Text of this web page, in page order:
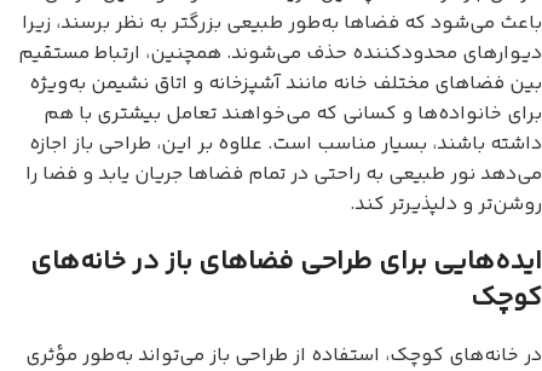
باعث می‌شود که فضاها به‌طور طبیعی بزرگتر به نظر برسند، زیرا
دیوارهای محدودکننده حذف می‌شوند. همچنین، ارتباط مستقیم
بین فضاهای مختلف خانه مانند آشپزخانه و اتاق نشیمن به‌ویژه
برای خانواده‌ها و کسانی که می‌خواهند تعامل بیشتری با هم
داشته باشند، بسیار مناسب است. علاوه بر این، طراحی باز اجازه
می‌دهد نور طبیعی به راحتی در تمام فضاها جریان یابد و فضا را
روشن‌تر و دلپذیرتر کند.
ایده‌هایی برای طراحی فضاهای باز در خانه‌های
کوچک
در خانه‌های کوچک، استفاده از طراحی باز می‌تواند به‌طور مؤثری